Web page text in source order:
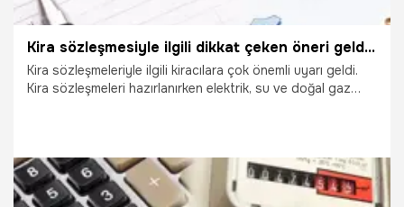
Kira sözleşmesiyle ilgili dikkat çeken öneri geldi! Elektrik, su ve doğal gaz faturası detayı
Kira sözleşmeleriyle ilgili kiracılara çok önemli uyarı geldi.
Kira sözleşmeleri hazırlanırken elektrik, su ve doğal gaz
seviyede tutmak için ise doğru hazırlanan bir kira
sözleşmesi büyük önem taşıyor. Peki tarafların haklarını
koruyan sözleşmede nelere dikkat etmek gerekiyor?